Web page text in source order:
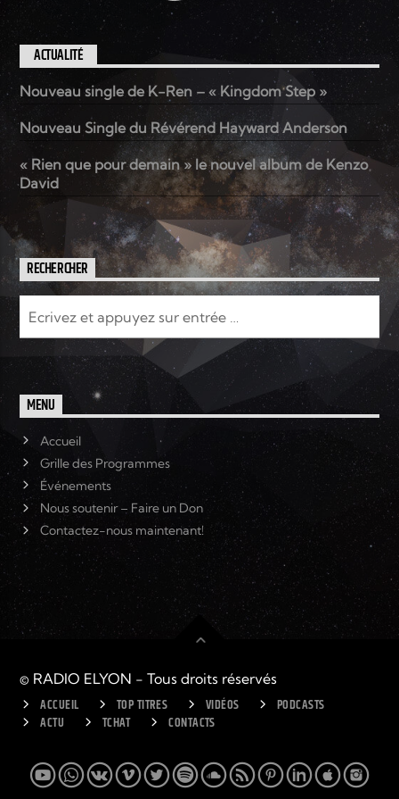
ACTUALITÉ
Nouveau single de K-Ren – « Kingdom Step »
Nouveau Single du Révérend Hayward Anderson
« Rien que pour demain » le nouvel album de Kenzo
David
RECHERCHER
MENU
Accueil
Grille des Programmes
Événements
Nous soutenir – Faire un Don
Contactez-nous maintenant!
© RADIO ELYON - Tous droits réservés
ACCUEIL TOP TITRES VIDÉOS
PODCASTS
ACTU
TCHAT CONTACTS